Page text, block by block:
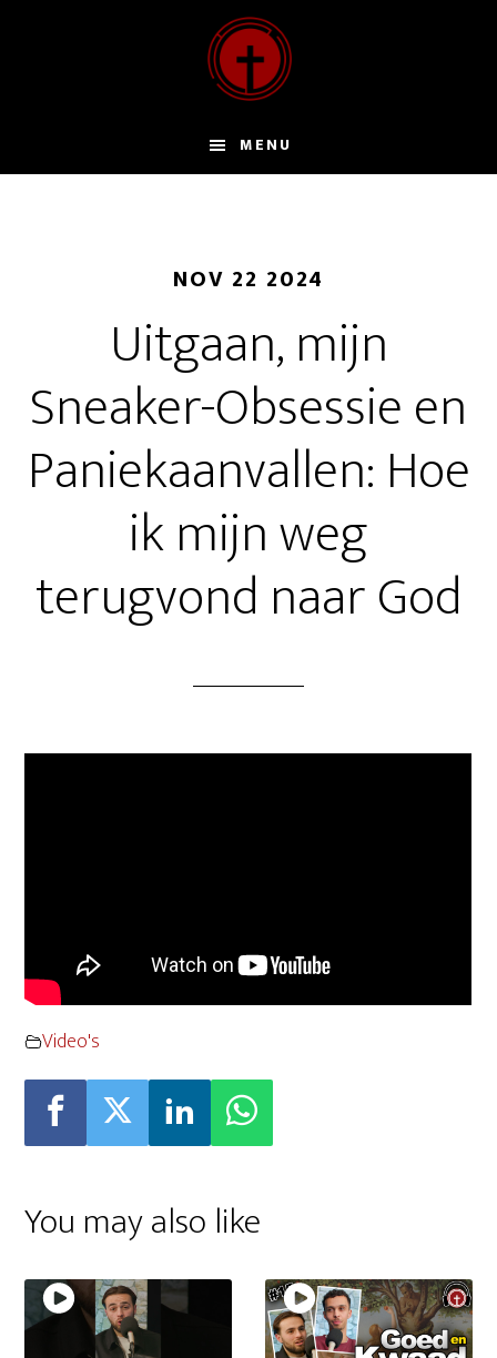
MENU
NOV 22 2024
Uitgaan, mijn
Sneaker-Obsessie en
Paniekaanvallen: Hoe
ik mijn weg
terugvond naar God
Video's
You may also like